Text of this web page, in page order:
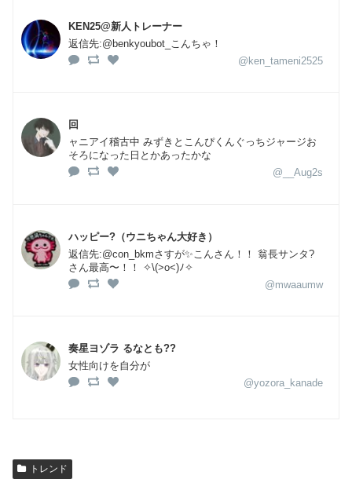
KEN25@新人トレーナー
返信先:@benkyoubot_こんちゃ！
@ken_tameni2525
回
ャニアイ稽古中 みずきとこんぴくんぐっちジャージお
そろになった日とかあったかな
@__Aug2s
ハッピー?（ウニちゃん大好き）
返信先:@con_bkmさすが✨こんさん！！ 翁長サンタ?
さん最高〜！！ ✧\(>o<)ﾉ✧
@mwaaumw
奏星ヨゾラ るなとも??
女性向けを自分が
@yozora_kanade
トレンド